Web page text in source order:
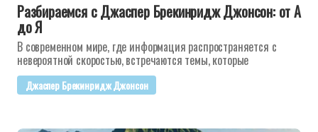
Разбираемся с Джаспер Брекинридж Джонсон: от А
до Я
В современном мире, где информация распространяется с
невероятной скоростью, встречаются темы, которые
Джаспер Брекинридж Джонсон